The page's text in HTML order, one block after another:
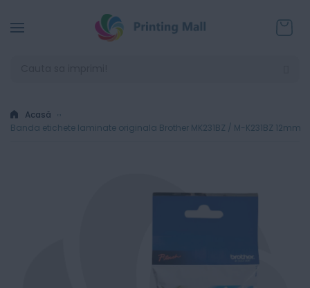
Acasă
Banda etichete laminate originala Brother MK231BZ / M-K231BZ 12mm